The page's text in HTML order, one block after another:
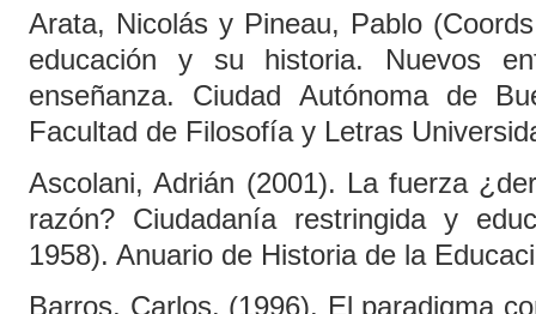
Arata, Nicolás y Pineau, Pablo
educación y su historia. Nuevos
enseñanza. Ciudad Autónoma de
Facultad de Filosofía y Letras
Ascolani, Adrián (2001). La fuerza
razón? Ciudadanía restringida y
1958). Anuario de Historia de la
Barros, Carlos. (1996). El paradigma